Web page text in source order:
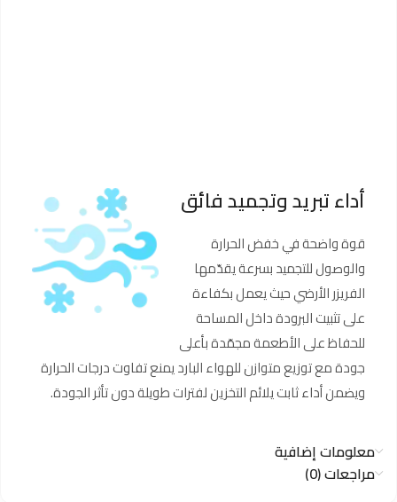
أداء تبريد وتجميد فائق
قوة واضحة في خفض الحرارة
والوصول للتجميد بسرعة يقدّمها
الفريزر الأرضي حيث يعمل بكفاءة
على تثبيت البرودة داخل المساحة
للحفاظ على الأطعمة مجمّدة بأعلى
جودة مع توزيع متوازن للهواء البارد يمنع تفاوت درجات الحرارة
ويضمن أداء ثابت يلائم التخزين لفترات طويلة دون تأثر الجودة.
معلومات إضافية
مراجعات (0)